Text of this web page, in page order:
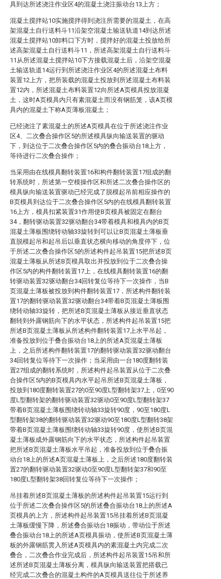
具到达所述浇注作业区4的混凝土浇注振动台13上方；
混凝土搅拌站10实施搅拌得到浇注所需要的混凝土，在高
架混凝土自行送料斗11沿架空混凝土输送轨道14到达所述
混凝土搅拌站10卸料口下方时，搅拌好的混凝土投放给所
述高架混凝土自行送料斗11，所述高架混凝土自行送料斗
11从所述混凝土搅拌站10下方接载混凝土后，沿架空混凝
土输送轨道14运行到所述浇注作业区4的所述混凝土布料
装置12上方，把所装载的混凝土投放到所述混凝土布料装
置12内，所述混凝土布料装置12向所述A页模具投放混凝
土，这时A页模具内只有素混凝土而没有钢筋笼，该A页模
具内的混凝土下称A页薄板混凝土；
已经浇注了素混凝土的所述A页模具在位于所述浇注作业
区4、二次叠合操作区5的所述模具纵向输送装置的驱动
下，到达位于二次叠合操作区5内的叠合振动台18上方，
等待进行二次叠合操作；
当采用由在线模具翻转装置16和构件翻转装置17组成的翻
转系统时，所述第一空模操作区和所述二次叠合操作区的
模具纵向输送装置驱动已经完成了脱模起吊前相应操作的
B页模具到达位于二次叠合操作区5内的在线模具翻转装置
16上方，模具扣紧装置31作用使B页模具被固定在翻台
34，翻转驱动装置32驱动翻台34带着模具和模具内的B页
混凝土薄板围绕转动轴33旋转到可以让B页混凝土薄板垂
直脱模起吊和起吊后以垂直状态横向移动的角度停下，位
于所述二次叠合操作区5的所述构件起吊装置15把所述B页
混凝土薄板从所述B页模具取出并投放到位于二次叠合操
作区5内的构件翻转装置17上，在线模具翻转装置16的翻
转驱动装置32驱动翻台34回转复位等待下一次操作，当B
页混凝土薄板被投放到构件翻转装置17，所述构件翻转装
置17的翻转驱动装置32驱动翻台34带着B页混凝土薄板围
绕转动轴33旋转，把所述B页混凝土薄板从接近垂直状态
翻转到外露钢筋向下的水平状态，所述构件起吊装置15把
所述B页混凝土薄板从所述构件翻转装置17上水平吊起，
准备投放到位于叠合振动台18上的所述A页混凝土薄板
上，之后所述构件翻转装置17的翻转驱动装置32驱动翻台
34回转复位等待下一次操作；当采用由一台180度翻转装
置27组成的翻转系统时，所述构件起吊装置从位于二次叠
合操作区5内的B页模具内水平起吊所述B页混凝土薄板，
投放到180度翻转装置27的0至90度L型翻转架37上，0至90
度L型翻转架的翻转驱动装置32驱动0至90度L型翻转架37
带着B页混凝土薄板围绕转动轴33旋转90度，90至180度L
型翻转架38的翻转驱动装置32驱动90至180度L型翻转38架
带着B页混凝土薄板围绕转动轴33旋转90度，使所述B页混
凝土薄板成外露钢筋向下的水平状态，所述构件起吊装置
把所述B页混凝土薄板水平吊起，准备投放到位于叠合振
动台18上的所述A页混凝土薄板上，之后所述180度翻转装
置27的翻转驱动装置32驱动0至90度L型翻转架37和90至
180度L型翻转架38回转复位等待下一次操作；
吊挂着所述B页混凝土薄板的所述构件起吊装置15运行到
位于所述二次叠合操作区5的所述叠合振动台18上的所述A
页模具的上方，所述构件起吊装置15吊挂着所述B页混凝
土薄板缓慢下降，所述叠合振动台18振动，带动位于所述
叠合振动台18上的所述A页模具振动，使所述B页混凝土薄
板的外露钢筋贯入所述A页模具内的素混凝土内完成二次
叠合，二次叠合作业完成后，所述构件起吊装置15吊和所
述所述B页混凝土薄板分离，模具纵向输送装置把搭载已
经完成二次叠合的混凝土构件的A页模具送往位于所述养